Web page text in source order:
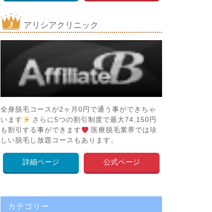
アリシアクリニック
全身脱毛コースが2ヶ月0円で通う事ができちゃ
います
さらに5つの割引制度で最大74,150円
も割引する事ができます
医療脱毛業界では珍
しい脱毛し放題コースもあります。
詳細ページ 公式ページ
カテゴリー